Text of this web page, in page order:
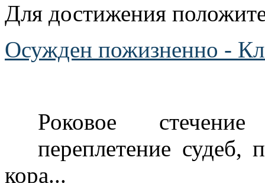
Для достижения
Осужден пожизненно -
Роковое
переплетение судеб,
кора...